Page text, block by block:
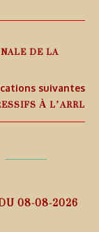
DE LA
suivantes
À L’ARRL
08-08-2026